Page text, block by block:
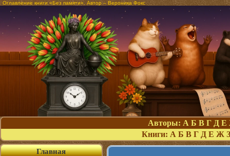
Оглавление книги «Без памяти». Автор – Вероника Фокс
Авторы: А Б В Г Д Е
Книги: А Б В Г Д Е Ж З
Главная